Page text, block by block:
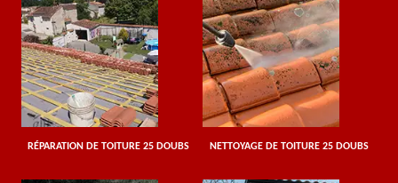
RÉPARATION DE TOITURE 25 DOUBS NETTOYAGE DE TOITURE 25 DOUBS